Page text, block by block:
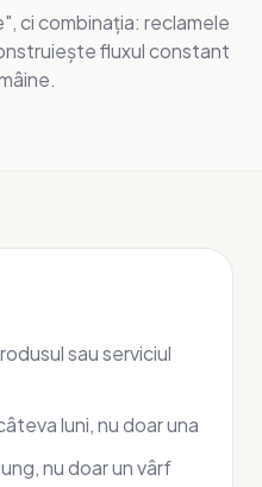
ci combinația: reclamele
fluxul constant
sau serviciul
luni, nu doar una
nu doar un vârf